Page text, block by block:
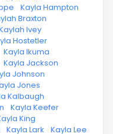
· Kayla Hampton
Braxton
Ivey
Hostetler
· Kayla Ikuma
· Kayla Jackson
Johnson
Jones
Kalbaugh
· Kayla Keefer
King
· Kayla Lark · Kayla Lee